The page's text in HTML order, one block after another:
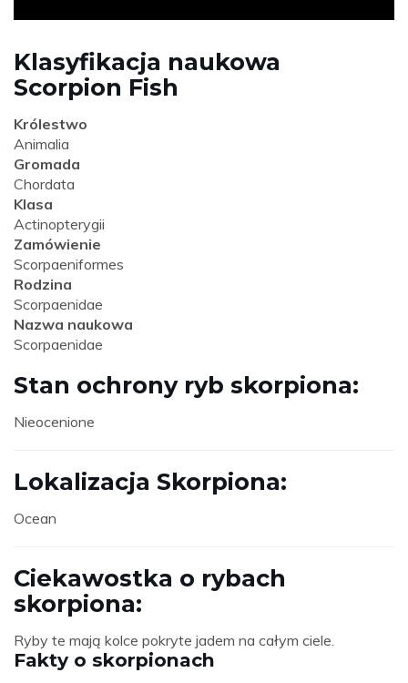
Klasyfikacja naukowa
Scorpion Fish
Królestwo
Animalia
Gromada
Chordata
Klasa
Actinopterygii
Zamówienie
Scorpaeniformes
Rodzina
Scorpaenidae
Nazwa naukowa
Scorpaenidae
Stan ochrony ryb skorpiona:
Nieocenione
Lokalizacja Skorpiona:
Ocean
Ciekawostka o rybach
skorpiona:
Ryby te mają kolce pokryte jadem na całym ciele.
Fakty o skorpionach